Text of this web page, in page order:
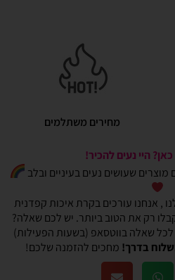
מחירים משתלמים
היי נעים להכיר!
מוצרים שעושים נעים בעיניים ובלב
, אנחנו עורכים בקרת איכות קפדנית
רק את הטוב ביותר. יש לכם שאלה?
לכל שאלה בווטסאפ (בשעות הפעילות)
בדרך! מחכים להזמנה שלכם!